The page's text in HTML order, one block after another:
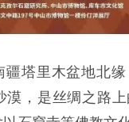
疆塔里木盆地北
漠，是丝绸之路